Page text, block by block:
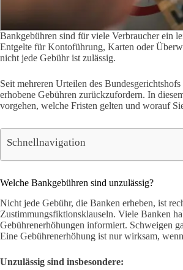
Bankgebühren sind für viele Verbraucher ein
Entgelte für Kontoführung, Karten oder
nicht jede Gebühr ist zulässig.
Seit mehreren Urteilen des
erhobene Gebühren zurückzufordern. In
vorgehen, welche Fristen gelten und worauf
Schnellnavigation
Welche Bankgebühren sind unzulässig?
Nicht jede Gebühr, die Banken erheben, ist
Zustimmungsfiktionsklauseln. Viele Banken
Gebührenerhöhungen informiert. Schweigen
Eine Gebührenerhöhung ist nur wirksam,
Unzulässig sind insbesondere: